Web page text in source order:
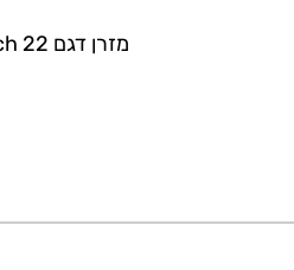
מזרן דגם Soft Touch 22